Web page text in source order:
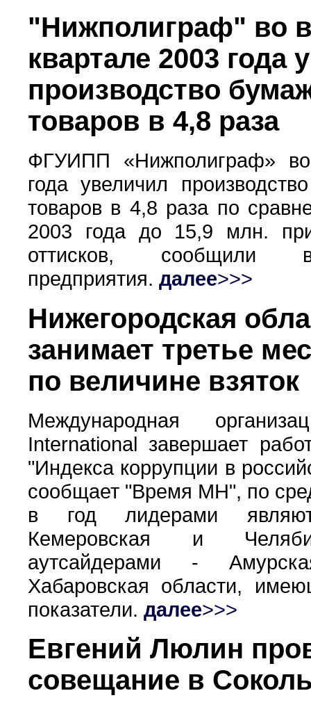
"Нижполиграф" во
квартале 2003 года
производство
товаров в 4,8 раза
ФГУИПП «Нижполиграф»
года увеличил
товаров в 4,8 раза по
2003 года до 15,9 млн.
оттисков, сообщили
предприятия. далее>>>
Нижегородская
занимает третье
по величине взяток
Международная
International завершает
"Индекса коррупции в
сообщает "Время МН", по
в год лидерами
Кемеровская и
аутсайдерами -
Хабаровская области,
показатели. далее>>>
Евгений Люлин
совещание в